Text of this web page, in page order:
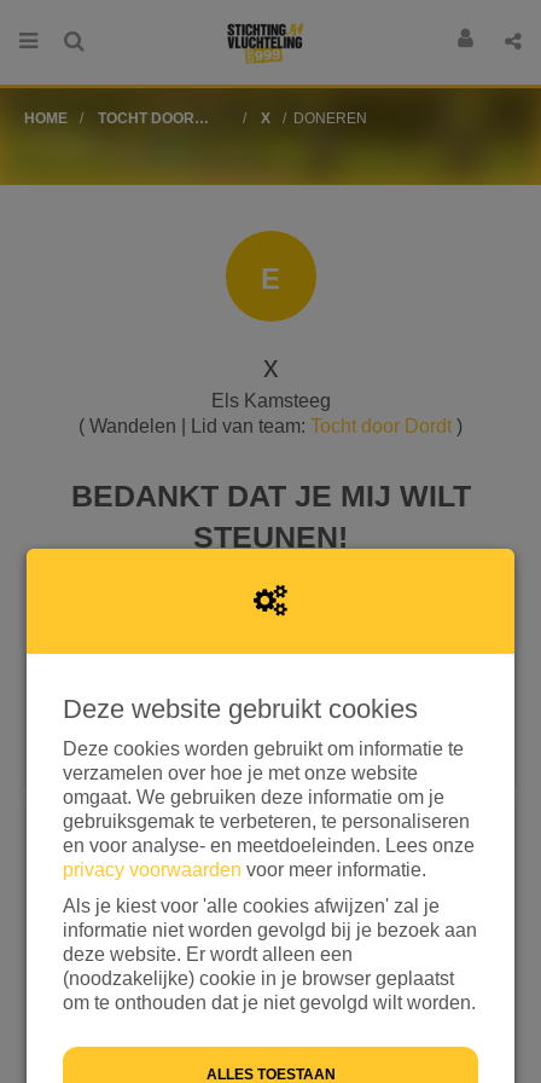
HOME
TOCHT DOOR
X DONEREN
E
x
Els Kamsteeg
( Wandelen | Lid van team: Tocht door Dordt )
BEDANKT DAT JE MIJ WILT
STEUNEN!
Snel doneren met iDEAL | Wero
Doneren met aanvullende opties
human,
ignore
Kies een bedrag
ANDERS
Ik wil bijdragen aan de transactiekosten en betaal
Ik wil niet bijdragen aan de transactiekosten
Deze website gebruikt cookies
Deze cookies worden gebruikt om informatie te
verzamelen over hoe je met onze website
omgaat. We gebruiken deze informatie om je
gebruiksgemak te verbeteren, te personaliseren
en voor analyse- en meetdoeleinden. Lees onze
privacy voorwaarden voor meer informatie.
Als je kiest voor 'alle cookies afwijzen' zal je
informatie niet worden gevolgd bij je bezoek aan
deze website. Er wordt alleen een
(noodzakelijke) cookie in je browser geplaatst
om te onthouden dat je niet gevolgd wilt worden.
ALLES TOESTAAN